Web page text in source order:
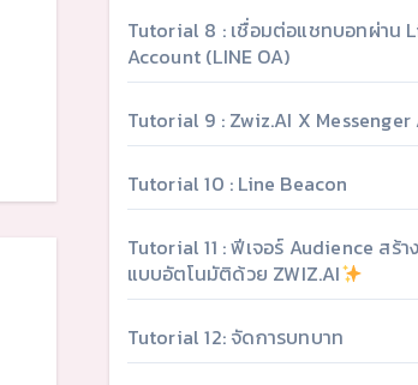
Tutorial 8 : เชื่อมต่อแชทบอทผ่าน
Account (LINE OA)
Tutorial 9 : Zwiz.AI X
Tutorial 10 : Line Beacon
Tutorial 11 : ฟีเจอร์ Audience สร้า
แบบอัตโนมัติด้วย ZWIZ.AI
Tutorial 12: จัดการบทบาท